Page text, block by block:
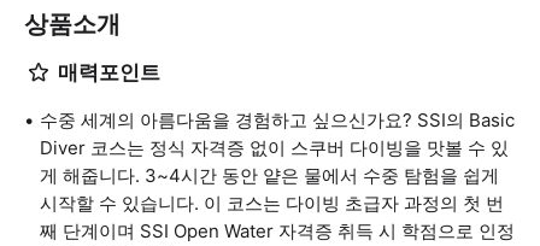
상품소개
매력포인트
수중 세계의 아름다움을 경험하고 싶으신가요? SSI의 Basic
Diver 코스는 정식 자격증 없이 스쿠버 다이빙을 맛볼 수 있
게 해줍니다. 3~4시간 동안 얕은 물에서 수중 탐험을 쉽게
시작할 수 있습니다. 이 코스는 다이빙 초급자 과정의 첫 번
째 단계이며 SSI Open Water 자격증 취득 시 학점으로 인정